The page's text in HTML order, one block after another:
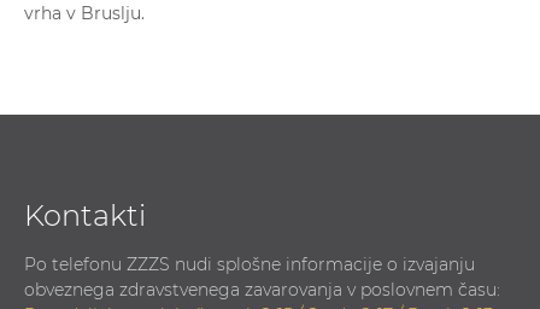
vrha v Bruslju.
Kontakti
Po telefonu ZZZS nudi splošne informacije o izvajanju
obveznega zdravstvenega zavarovanja v poslovnem času: